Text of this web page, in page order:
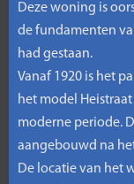
Deze woning is
de fundamenten
had gestaan.
Vanaf 1920 is het
het model
moderne periode.
aangebouwd na
De locatie van het